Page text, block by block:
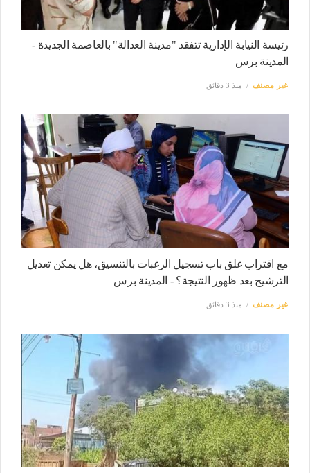
رئيسة النيابة الإدارية تتفقد "مدينة العدالة" بالعاصمة الجديدة -
المدينة برس
غير مصنف منذ 3 دقائق
مع اقتراب غلق باب تسجيل الرغبات بالتنسيق، هل يمكن تعديل
الترشيح بعد ظهور النتيجة؟ - المدينة برس
غير مصنف منذ 3 دقائق